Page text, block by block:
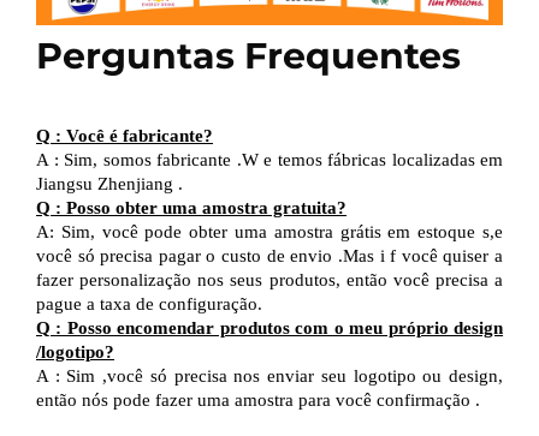
Perguntas Frequentes
Q : Você é fabricante?
A : Sim, somos fabricante .W e temos fábricas localizadas em
Jiangsu Zhenjiang .
Q : Posso obter uma amostra gratuita?
A: Sim, você pode obter uma amostra grátis em estoques,e
você só precisa pagar o custo de envio .Mas if você quisera
fazerpersonalização nos seus produtos, então você precisa a
pague a taxa de configuração.
Q : Posso encomendar produtos com o meu próprio design
/logotipo?
A : Sim ,você só precisa nos enviar seu logotipoou design,
então nós pode fazer uma amostra para você confirmação .